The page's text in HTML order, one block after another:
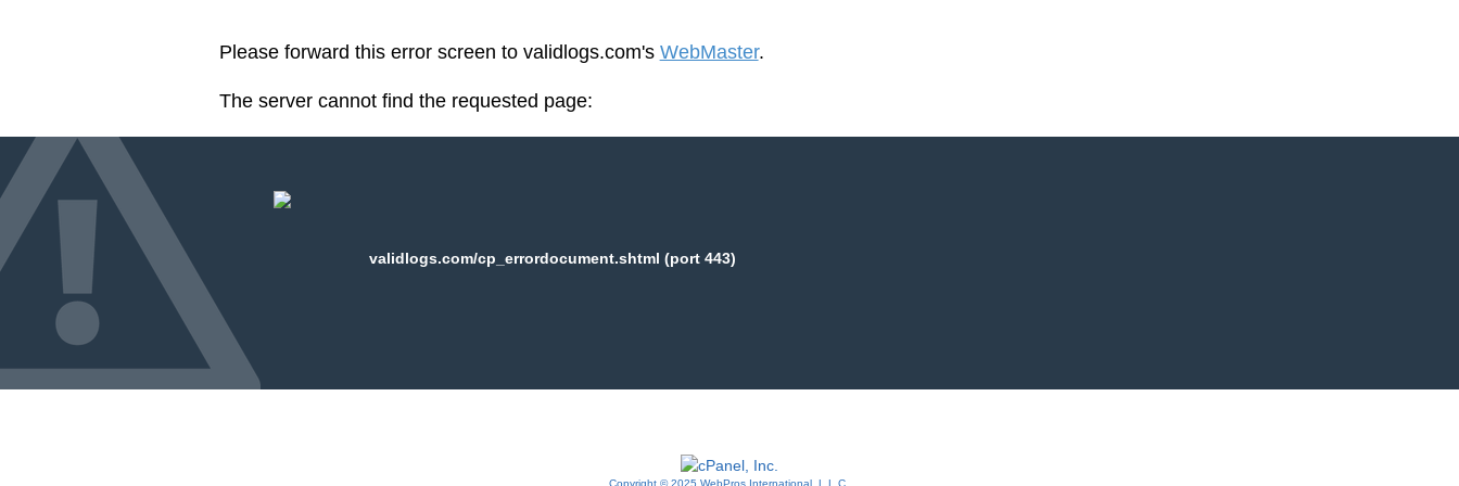
Please forward this error screen to validlogs.com's WebMaster.
The server cannot find the requested page:
validlogs.com/cp_errordocument.shtml (port 443)
Copyright © 2025 WebPros International, L.L.C.